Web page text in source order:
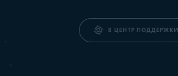
В ЦЕНТР ПОДДЕРЖКИ